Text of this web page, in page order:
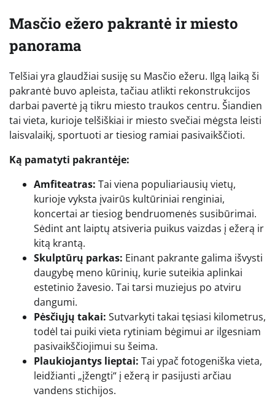
Masčio ežero pakrantė ir miesto
panorama
Telšiai yra glaudžiai susiję su Masčio ežeru. Ilgą laiką ši
pakrantė buvo apleista, tačiau atlikti rekonstrukcijos
darbai pavertė ją tikru miesto traukos centru. Šiandien
tai vieta, kurioje telšiškiai ir miesto svečiai mėgsta leisti
laisvalaikį, sportuoti ar tiesiog ramiai pasivaikščioti.
Ką pamatyti pakrantėje:
Amfiteatras: Tai viena populiariausių vietų,
kurioje vyksta įvairūs kultūriniai renginiai,
koncertai ar tiesiog bendruomenės susibūrimai.
Sėdint ant laiptų atsiveria puikus vaizdas į ežerą ir
kitą krantą.
Skulptūrų parkas: Einant pakrante galima išvysti
daugybę meno kūrinių, kurie suteikia aplinkai
estetinio žavesio. Tai tarsi muziejus po atviru
dangumi.
Pėsčiųjų takai: Sutvarkyti takai tęsiasi kilometrus,
todėl tai puiki vieta rytiniam bėgimui ar ilgesniam
pasivaikščiojimui su šeima.
Plaukiojantys lieptai: Tai ypač fotogeniška vieta,
leidžianti „įžengti“ į ežerą ir pasijusti arčiau
vandens stichijos.